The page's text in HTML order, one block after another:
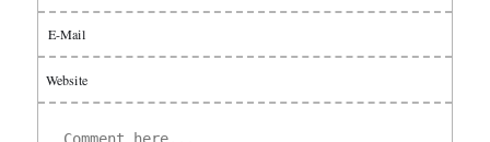
E-Mail
Website